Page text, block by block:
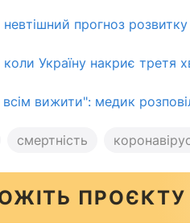
невтішний прогноз
Україну накриє третя
вижити": медик
смертність
ПРОЄКТУ